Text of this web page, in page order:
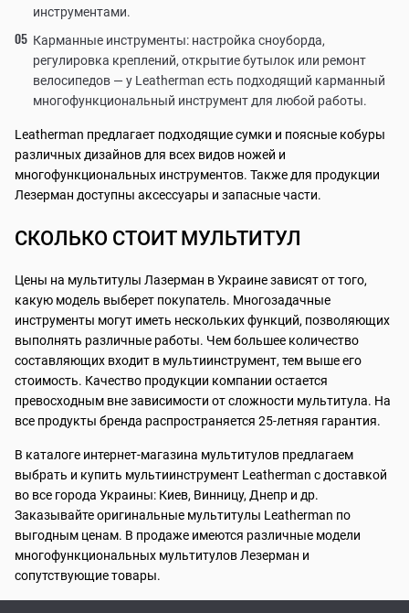
инструментами.
Карманные инструменты: настройка сноуборда,
регулировка креплений, открытие бутылок или ремонт
велосипедов — у Leatherman есть подходящий карманный
многофункциональный инструмент для любой работы.
Leatherman предлагает подходящие сумки и поясные кобуры
различных дизайнов для всех видов ножей и
многофункциональных инструментов. Также для продукции
Лезерман доступны аксессуары и запасные части.
СКОЛЬКО СТОИТ МУЛЬТИТУЛ
Цены на мультитулы Лазерман в Украине зависят от того,
какую модель выберет покупатель. Многозадачные
инструменты могут иметь нескольких функций, позволяющих
выполнять различные работы. Чем большее количество
составляющих входит в мультиинструмент, тем выше его
стоимость. Качество продукции компании остается
превосходным вне зависимости от сложности мультитула. На
все продукты бренда распространяется 25-летняя гарантия.
В каталоге интернет-магазина мультитулов предлагаем
выбрать и купить мультиинструмент Leatherman с доставкой
во все города Украины: Киев, Винницу, Днепр и др.
Заказывайте оригинальные мультитулы Leatherman по
выгодным ценам. В продаже имеются различные модели
многофункциональных мультитулов Лезерман и
сопутствующие товары.